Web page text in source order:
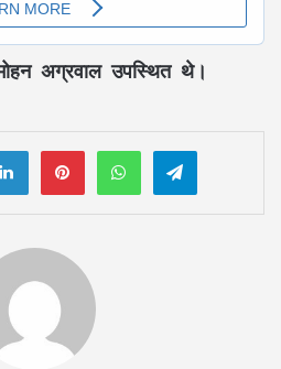
अग्रवाल उपस्थित थे।
LinkedInPinterestWhatsAppTelegram